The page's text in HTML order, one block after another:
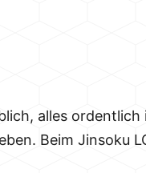
alles
Beim Jinsoku